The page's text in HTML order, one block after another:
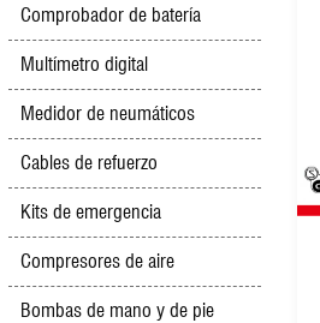
Comprobador de batería
Multímetro digital
Medidor de neumáticos
Cables de refuerzo
Kits de emergencia
Compresores de aire
Bombas de mano y de pie